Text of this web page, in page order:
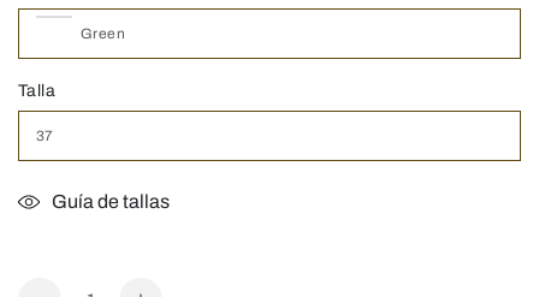
Talla
Guía de tallas
Cantidad